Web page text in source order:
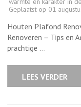
Geplaatst op 01
Houten Plafond
Renoveren – Tips en
prachtige …
LEES VERDER